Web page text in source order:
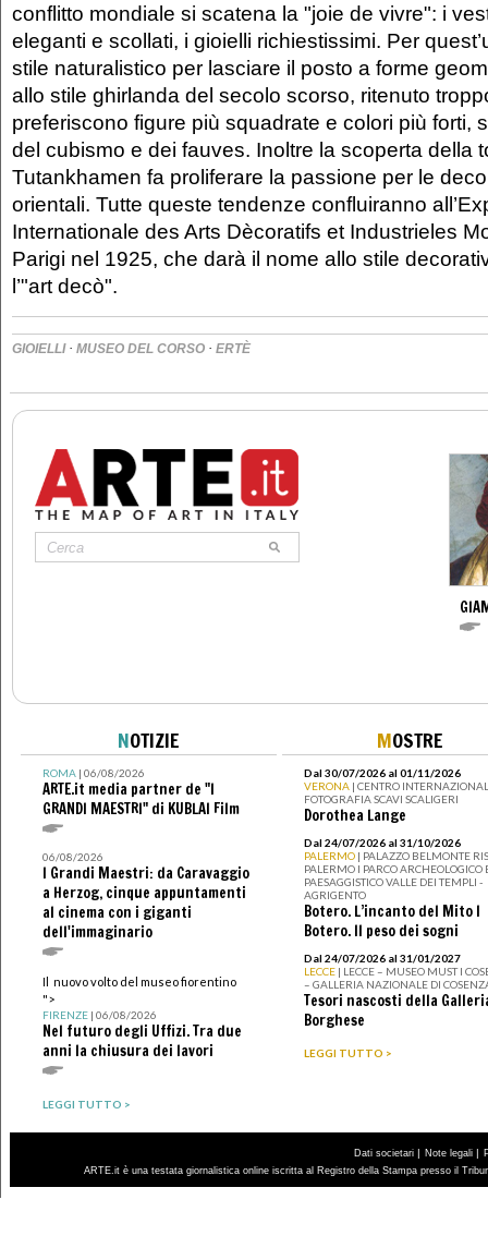
conflitto mondiale si scatena la "joie de vivre": i
eleganti e scollati, i gioielli richiestissimi. Per
stile naturalistico per lasciare il posto a forme
allo stile ghirlanda del secolo scorso, ritenuto
preferiscono figure più squadrate e colori più forti,
del cubismo e dei fauves. Inoltre la scoperta della
Tutankhamen fa proliferare la passione per le
orientali. Tutte queste tendenze confluiranno
Internationale des Arts Dècoratifs et Industrieles
Parigi nel 1925, che darà il nome allo stile
l’"art decò".
GIOIELLI· MUSEO DEL CORSO · ERTÈ
NOTIZIE
ROMA| 06/08/2026
ARTE.it media partner de "I
GRANDI MAESTRI" di KUBLAI Film
06/08/2026
I Grandi Maestri: da Caravaggio
a Herzog, cinque appuntamenti
al cinema con i giganti
dell'immaginario
Il nuovo volto del museo fiorentino
">
FIRENZE| 06/08/2026
Nel futuro degli Uffizi. Tra due
anni la chiusura dei lavori
LEGGI TUTTO >
MOSTRE
Dal 30/07/2026 al 01/11/2026
VERONA | CENTRO
FOTOGRAFIA SCAVI SCALIGERI
Dorothea Lange
Dal 24/07/2026 al 31/10/2026
PALERMO | PALAZZO BELMONTE
PALERMO I PARCO ARCHEOLOGICO
PAESAGGISTICO VALLE DEI TEMPLI -
AGRIGENTO
Botero. L’incanto del Mito I
Botero. Il peso dei sogni
Dal 24/07/2026 al 31/01/2027
LECCE | LECCE – MUSEO MUST I
– GALLERIA NAZIONALE DI
Tesori nascosti della
Borghese
LEGGI TUTTO >
Dati societari | Note legali |
ARTE.it è una testata giornalistica online iscritta al Registro della Stampa presso il